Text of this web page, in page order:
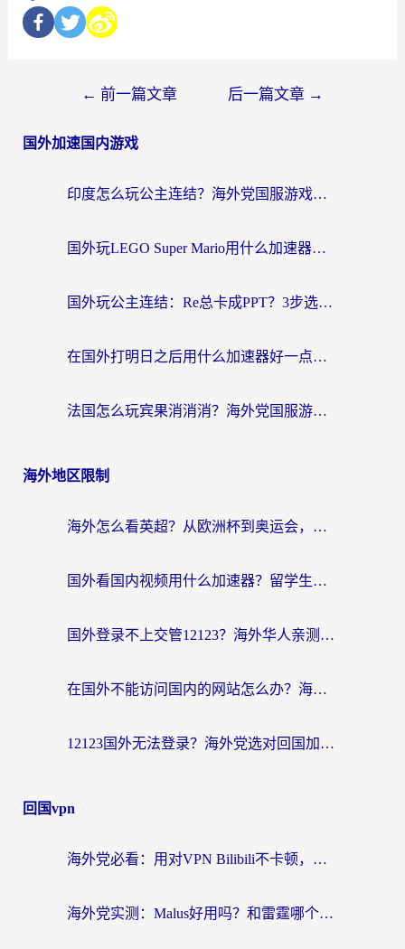
← 前一篇文章 后一篇文章 →
国外加速国内游戏
印度怎么玩公主连结？海外党国服游戏加速终极指南（附仙境传说RO重生细胞优化技巧）
国外玩LEGO Super Mario用什么加速器？2026海外玩家亲测有效指南
国外玩公主连结：Re总卡成PPT？3步选对加速器，畅玩国服无压力
在国外打明日之后用什么加速器好一点？海外玩家亲测有效的国服游戏加速指南
法国怎么玩宾果消消消？海外党国服游戏加速器终极指南（附漫威召唤与合成解决办法）
海外地区限制
海外怎么看英超？从欧洲杯到奥运会，一份让你不卡壳的中文解说观看指南
国外看国内视频用什么加速器？留学生和海外华人的实用指南
国外登录不上交管12123？海外华人亲测有效的回国加速器选择指南
在国外不能访问国内的网站怎么办？海外党必看的无缝回国上网指南
12123国外无法登录？海外党选对回国加速器，轻松解决国内资源访问难题
回国vpn
海外党必看：用对VPN Bilibili不卡顿，英国玩国内游戏也丝滑——2026回国加速器选择指南
海外党实测：Malus好用吗？和雷霆哪个好？+ 3款热门加速器深度对比